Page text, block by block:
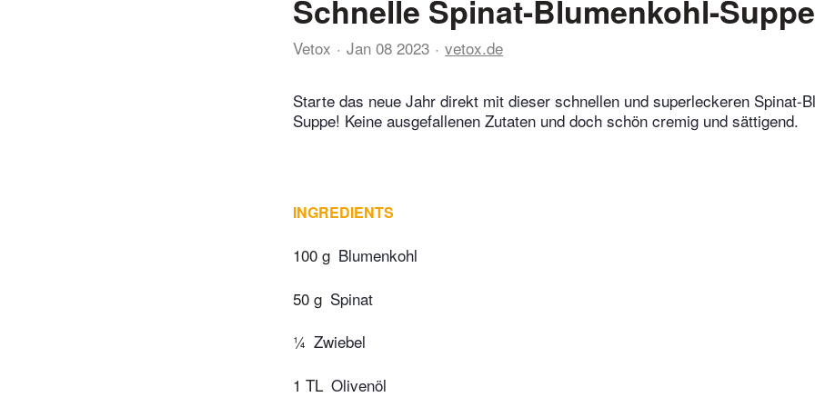
Schnelle Spinat-Blumenkohl-Suppe
Vetox Jan 08 2023 vetox.de
Starte das neue Jahr direkt mit dieser schnellen und superleckeren Spinat-
Suppe! Keine ausgefallenen Zutaten und doch schön cremig und sättigend.
INGREDIENTS
100 g Blumenkohl
50 g Spinat
¼ Zwiebel
1 TL Olivenöl